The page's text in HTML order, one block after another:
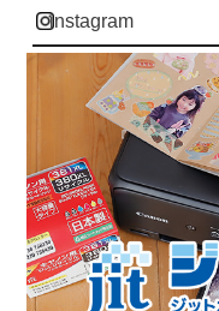
instagram